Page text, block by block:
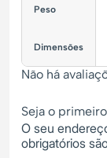
Peso
Dimensões
Não há
Seja o
O seu
obrigatórios